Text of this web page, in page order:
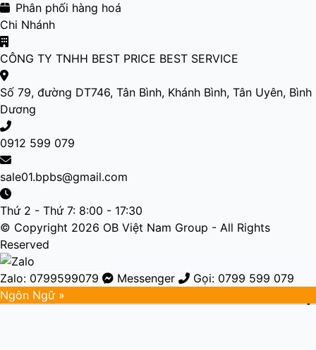
Phân phối hàng hoá
Chi Nhánh
CÔNG TY TNHH BEST PRICE BEST SERVICE
Số 79, đường DT746, Tân Bình, Khánh Bình, Tân Uyên, Bình
Dương
0912 599 079
sale01.bpbs@gmail.com
Thứ 2 - Thứ 7: 8:00 - 17:30
© Copyright 2026 OB Việt Nam Group - All Rights
Reserved
Zalo: 0799599079 Messenger
Gọi: 0799 599 079
Ngôn Ngữ »